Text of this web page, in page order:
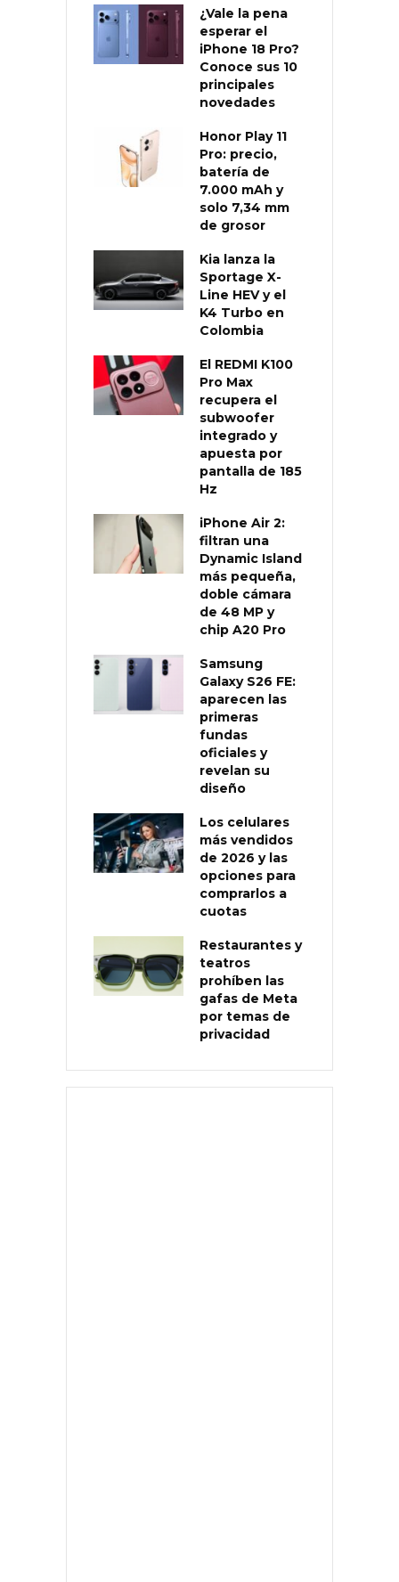
¿Vale la pena
esperar el
iPhone 18 Pro?
Conoce sus 10
principales
novedades
Honor Play 11
Pro: precio,
batería de
7.000 mAh y
solo 7,34 mm
de grosor
Kia lanza la
Sportage X-
Line HEV y el
K4 Turbo en
Colombia
El REDMI K100
Pro Max
recupera el
subwoofer
integrado y
apuesta por
pantalla de 185
Hz
iPhone Air 2:
filtran una
Dynamic Island
más pequeña,
doble cámara
de 48 MP y
chip A20 Pro
Samsung
Galaxy S26 FE:
aparecen las
primeras
fundas
oficiales y
revelan su
diseño
Los celulares
más vendidos
de 2026 y las
opciones para
comprarlos a
cuotas
Restaurantes y
teatros
prohíben las
gafas de Meta
por temas de
privacidad